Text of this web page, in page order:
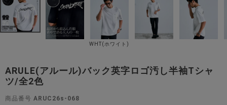
WHT(ホワイト)
ARULE(アルール)バック英字ロゴ汚し半袖Tシャ
ツ/全2色
商品番号 ARUC26s-068